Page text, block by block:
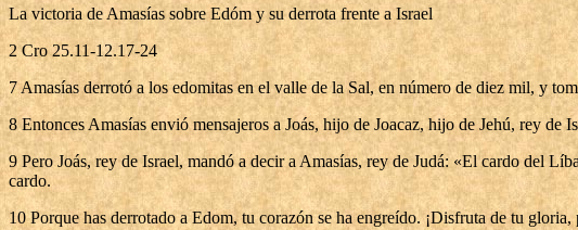
La victoria de Amasías sobre Edóm y su derrota frente a Israel
2 Cro 25.11-12.17-24
7 Amasías derrotó a los edomitas en el valle de la Sal, en número de diez mil, y
8 Entonces Amasías envió mensajeros a Joás, hijo de Joacaz, hijo de Jehú, rey de
9 Pero Joás, rey de Israel, mandó a decir a Amasías, rey de Judá: «El cardo del
cardo.
10 Porque has derrotado a Edom, tu corazón se ha engreído. ¡Disfruta de tu